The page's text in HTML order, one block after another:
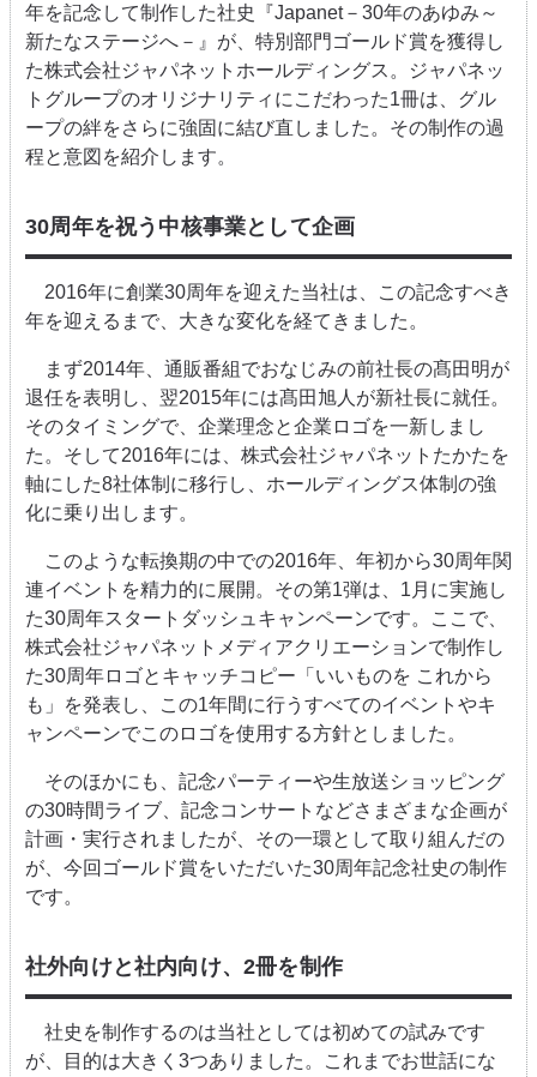
年を記念して制作した社史『Japanet－ 30年のあゆみ～
新たなステージへ－』が、特別部門ゴールド賞を獲得し
た株式会社ジャパネットホールディングス。ジャパネッ
トグループのオリジナリティにこだわった1冊は、グル
ープの絆をさらに強固に結び直しました。その制作の過
程と意図を紹介します。
30周年を祝う中核事業として企画
2016年に創業30周年を迎えた当社は、この記念すべき
年を迎えるまで、大きな変化を経てきました。
まず2014年、通販番組でおなじみの前社長の髙田明が
退任を表明し、翌2015年には髙田旭人が新社長に就任。
そのタイミングで、企業理念と企業ロゴを一新しまし
た。そして2016年には、株式会社ジャパネットたかたを
軸にした8社体制に移行し、ホールディングス体制の強
化に乗り出します。
このような転換期の中での2016年、年初から30周年関
連イベントを精力的に展開。その第1弾は、 1 月に実施し
た30周年スタートダッシュキャンペーンです。ここで、
株式会社ジャパネットメディアクリエーションで制作し
た30周年ロゴとキャッチコピー「いいものを これから
も」を発表し、この1年間に行うすべてのイベントやキ
ャンペーンでこのロゴを使用する方針としました。
そのほかにも、記念パーティーや生放送ショッピング
の30時間ライブ、記念コンサートなどさまざまな企画が
計画・実行されましたが、その一環として取り組んだの
が、今回ゴールド賞をいただいた30周年記念社史の制作
です。
社外向けと社内向け、 2冊を制作
社史を制作するのは当社としては初めての試みです
が、目的は大きく 3つありました。これまでお世話にな